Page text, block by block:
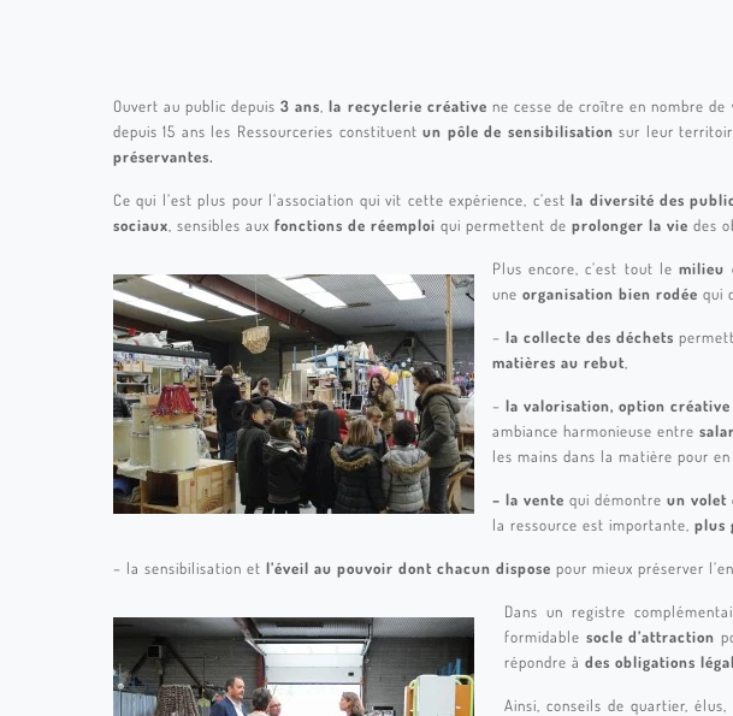
Ouvert au public depuis 3 ans ,la recyclerie créative ne cesse de croître en nombre de
depuis 15 ans les Ressourceries constituentun pôle de sensibilisation sur leur
préservantes.
Ce qui l’est plus pour l’association qui vit cette expérience, c’estla diversité des
sociaux , sensibles aux fonctions de réemploi qui permettent de prolonger la vie des
Plus encore, c’est tout lemilieu
une organisation bien rodée qui
– la collecte des déchets
matières au rebut,
– la valorisation, option créative
ambiance harmonieuse entre
les mains dans la matière pour en
– la vente qui démontre un volet
la ressource est importante, plus
– la sensibilisation et l’éveil au pouvoir dont chacun dispose pour mieux préserver
Dans un registre
formidable socle d’attraction
répondre à des obligations
Ainsi, conseils de quartier,